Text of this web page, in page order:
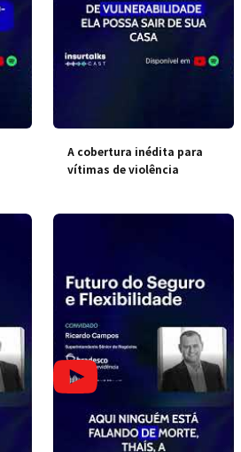
A cobertura inédita para
vítimas de violência